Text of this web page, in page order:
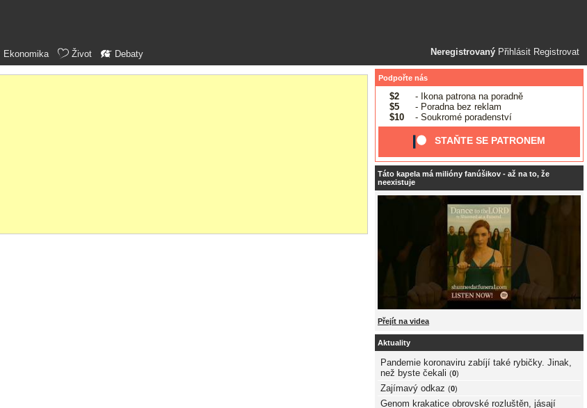
Neregistrovaný Přihlásit Registrovat
Ekonomika Život Debaty
Podpořte nás
$2
- Ikona patrona na poradně
$5
- Poradna bez reklam
$10
- Soukromé poradenství
STAŇTE SE PATRONEM
Táto kapela má milióny fanúšikov - až na to, že
neexistuje
Přejít na videa
Aktuality
Pandemie koronaviru zabíjí také rybičky. Jinak,
než byste čekali (0)
Zajímavý odkaz (0)
Genom krakatice obrovské rozluštěn, jásají